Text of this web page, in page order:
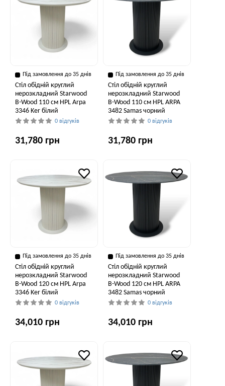
Під замовлення до 35 днів
Стіл обідній круглий
нерозкладний Starwood
B-Wood 110 см HPL Arpa
3346 Ker білий
0 відгуків
31,780 грн
Під замовлення до 35 днів
Стіл обідній круглий
нерозкладний Starwood
B-Wood 110 см HPL ARPA
3482 Samas чорний
0 відгуків
31,780 грн
Під замовлення до 35 днів
Стіл обідній круглий
нерозкладний Starwood
B-Wood 120 см HPL Arpa
3346 Ker білий
0 відгуків
34,010 грн
Під замовлення до 35 днів
Стіл обідній круглий
нерозкладний Starwood
B-Wood 120 см HPL ARPA
3482 Samas чорний
0 відгуків
34,010 грн